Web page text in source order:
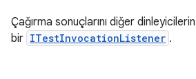
Çağırma sonuçlarını diğer
bir ITestInvocationListener .